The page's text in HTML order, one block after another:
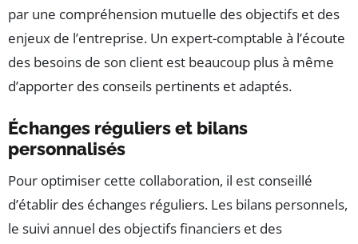
par une compréhension mutuelle des objectifs et des
enjeux de l’entreprise. Un expert-comptable à l’écoute
des besoins de son client est beaucoup plus à même
d’apporter des conseils pertinents et adaptés.
Échanges réguliers et bilans
personnalisés
Pour optimiser cette collaboration, il est conseillé
d’établir des échanges réguliers. Les bilans personnels,
le suivi annuel des objectifs financiers et des